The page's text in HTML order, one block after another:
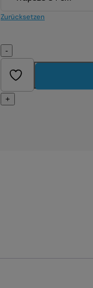
Zurücksetzen
-
+